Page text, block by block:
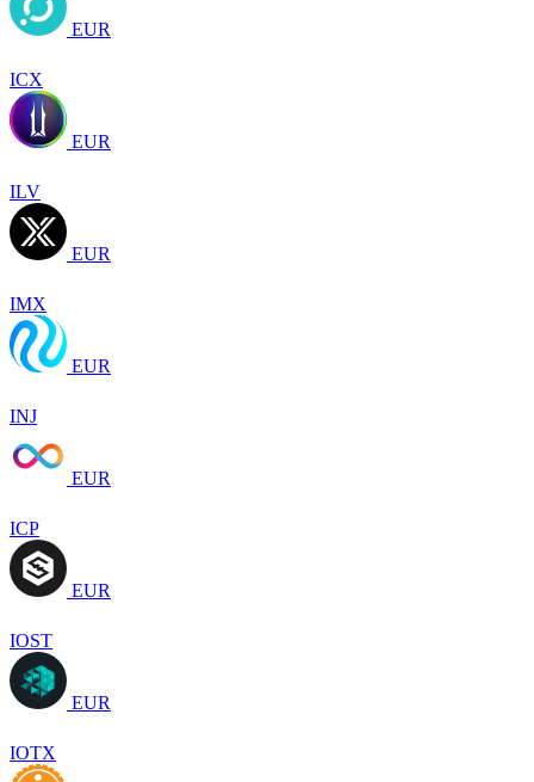
EUR
ICX
EUR
ILV
EUR
IMX
EUR
INJ
EUR
ICP
EUR
IOST
EUR
IOTX